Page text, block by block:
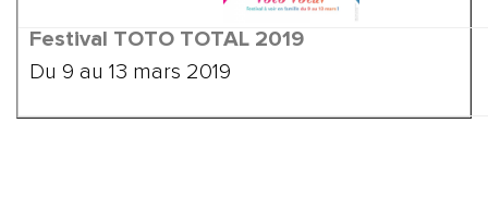
Festival TOTO TOTAL 2019
Du 9 au 13 mars 2019